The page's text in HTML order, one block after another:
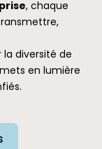
, chaque
diversité de
en lumière